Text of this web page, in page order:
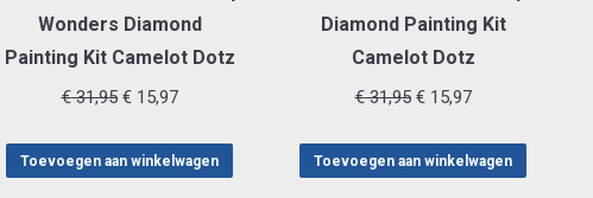
Wonders Diamond
Painting Kit Camelot Dotz
€31,95 Oorspronkelijke
was:
€15,97Huidige
is:
Toevoegen aan winkelwagen
Diamond Painting Kit
Camelot Dotz
€31,95 Oorspronkelijke
was:
€15,97Huidige
is:
Toevoegen aan winkelwagen